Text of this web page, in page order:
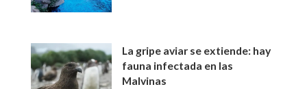
La gripe aviar se extiende: hay
fauna infectada en las
Malvinas